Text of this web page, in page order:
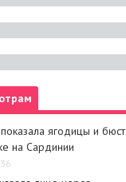
ягодицы и бюст
на Сардинии